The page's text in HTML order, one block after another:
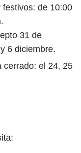
de 10:00
31 de
6 diciembre.
cerrado: el 24, 25